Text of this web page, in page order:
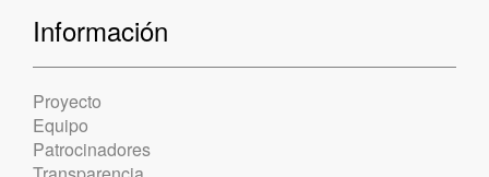
Información
Proyecto
Equipo
Patrocinadores